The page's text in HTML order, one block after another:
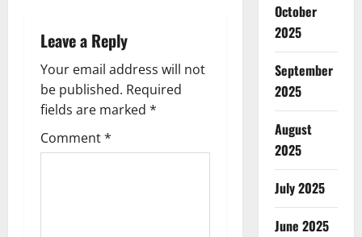
v
i
g
a
Leave a Reply
Your email address will not
be published. Required
fields are marked *
Comment*
October
2025
September
2025
August
2025
July 2025
June 2025